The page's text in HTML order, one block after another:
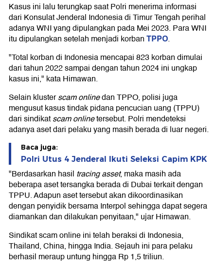
Kasus ini lalu terungkap saat Polri menerima informasi
dari Konsulat Jenderal Indonesia di Timur Tengah perihal
adanya WNI yang dipulangkan pada Mei 2023. Para WNI
itu dipulangkan setelah menjadi korbanTPPO.
"Total korban di Indonesia mencapai 823 korban dimulai
dari tahun 2022 sampai dengan tahun 2024 ini ungkap
kasus ini," kata Himawan.
Selain klusterscam onlinedan TPPO, polisi juga
mengusut kasus tindak pidana pencucian uang (TPPU)
dari sindikatscam onlinetersebut. Polri mendeteksi
adanya aset dari pelaku yang masih berada di luar negeri.
Baca juga:
Polri Utus 4 Jenderal Ikuti Seleksi Capim KPK
"Berdasarkan hasil tracing asset, maka masih ada
beberapa aset tersangka berada di Dubai terkait dengan
TPPU. Adapun aset tersebut akan dikoordinasikan
dengan penyidik bersama Interpol sehingga dapat segera
diamankan dan dilakukan penyitaan," ujar Himawan.
Sindikat scam online ini telah beraksi di Indonesia,
Thailand, China, hingga India. Sejauh ini para pelaku
berhasil meraup untung hingga Rp 1,5 triliun.